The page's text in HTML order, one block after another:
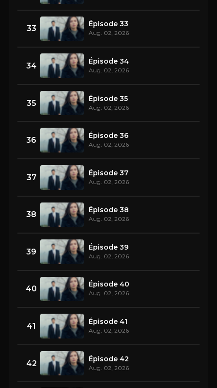
33 Épisode 33
Aug. 02, 2026
34 Épisode 34
Aug. 02, 2026
35 Épisode 35
Aug. 02, 2026
36 Épisode 36
Aug. 02, 2026
37 Épisode 37
Aug. 02, 2026
38 Épisode 38
Aug. 02, 2026
39 Épisode 39
Aug. 02, 2026
40 Épisode 40
Aug. 02, 2026
41 Épisode 41
Aug. 02, 2026
42 Épisode 42
Aug. 02, 2026